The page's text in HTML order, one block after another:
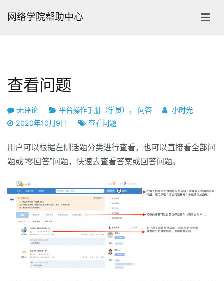
网络学院帮助中心
查看问题
查
看
题
无评论 平台操作手册（学员） ， 问答
小时光
2020年10月9日
查看问题
用户可以根据左侧话题分类进行查看，也可以直接看全部问
题或“零回答”问题，快速去查看答案或回答问题。